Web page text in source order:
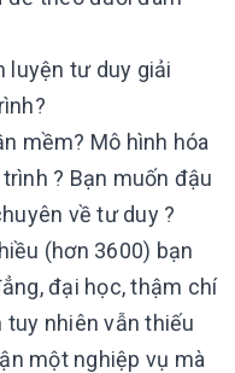
luyện tư duy giải
mềm? Mô hình hóa
? Bạn muốn đậu
về tư duy ?
(hơn 3600) bạn
đại học, thậm chí
nhiên vẫn thiếu
một nghiệp vụ mà